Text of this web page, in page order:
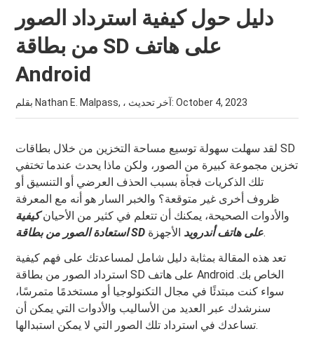
دليل حول كيفية استرداد الصور
من بطاقة SD على هاتف
Android
بقلم Nathan E. Malpass, ، آخر تحديث:October 4, 2023
لقد سهلت سهولة توسيع مساحة التخزين من خلال بطاقات SD
تخزين مجموعة كبيرة من الصور، ولكن ماذا يحدث عندما تختفي
تلك الذكريات فجأة بسبب الحذف العرضي أو التنسيق أو
ظروف أخرى غير متوقعة؟ والخبر السار هو أنه مع المعرفة
والأدوات الصحيحة، يمكنك أن تتعلم في كثير من الأحيانكيفية
استعادة الصور من بطاقة SD على هاتف أندرويدالأجهزة.
تعد هذه المقالة بمثابة دليل شامل لمساعدتك على فهم كيفية
استرداد الصور من بطاقة SD على هاتف Android الخاص بك.
سواء كنت مبتدئًا في مجال التكنولوجيا أو مستخدمًا متمرسًا،
سنرشدك عبر العديد من الأساليب والأدوات التي يمكن أن
تساعدك في استرداد تلك الصور التي لا يمكن استبدالها.